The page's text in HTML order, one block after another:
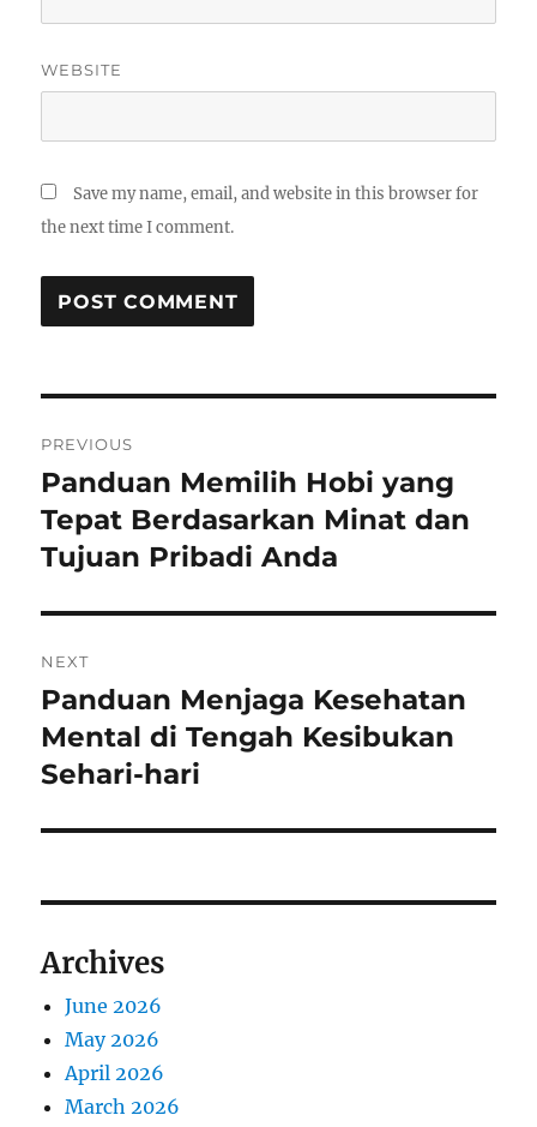
WEBSITE
Save my name, email, and website in this browser for
the next time I comment.
navigation
PREVIOUS
Previous
post:
Panduan Memilih Hobi yang
Tepat Berdasarkan Minat dan
Tujuan Pribadi Anda
NEXT
Next
post:
Panduan Menjaga Kesehatan
Mental di Tengah Kesibukan
Sehari-hari
Archives
June 2026
May 2026
April 2026
March 2026